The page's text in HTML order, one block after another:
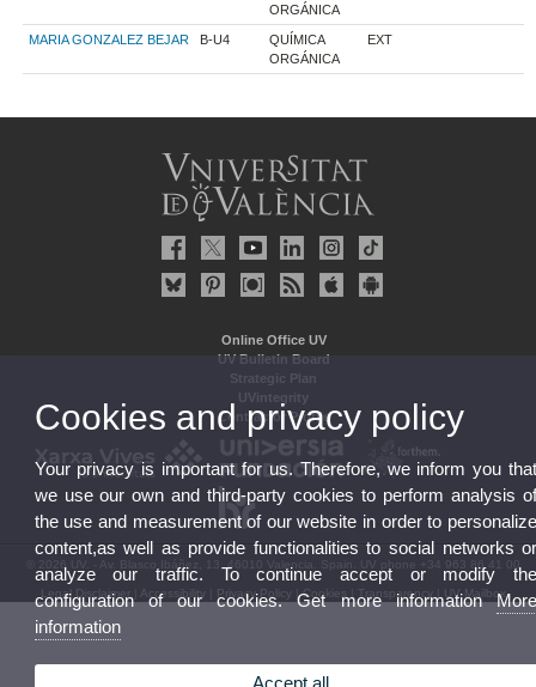
ORGÁNICA
MARIA GONZALEZ BEJAR B-U4
QUÍMICA
ORGÁNICA
EXT
Online Office UV
UV Bulletin Board
Strategic Plan
UVintegrity
Contractor Profile
© 2026 UV. - Av. Blasco Ibáñez, 13. 46010 Valencia. Spain. UV phone +34 963 86 41 00
Legal Disclaimer Accessibility Privacy Policy |Cookies Transparency UV Mailbox
Cookies and privacy policy
Your privacy is important for us. Therefore, we inform you
we use our own and third-party cookies to perform analysis
the use and measurement of our website in order to
content,as well as provide functionalities to social networks
analyze our traffic. To continue accept or modify
configuration of our cookies. Get more information
information
Accept all